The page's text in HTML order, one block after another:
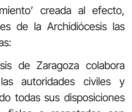
creada al efecto,
de la Archidiócesis las
de Zaragoza colabora
autoridades civiles y
todas sus disposiciones